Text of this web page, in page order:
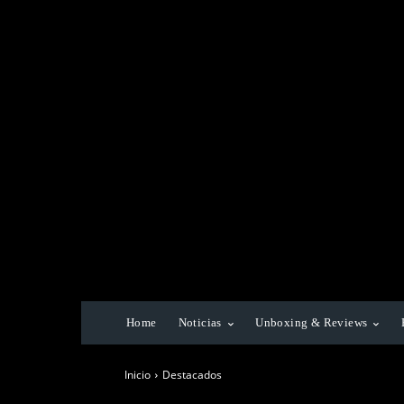
Home Noticias Unboxing & Reviews
Inicio Destacados